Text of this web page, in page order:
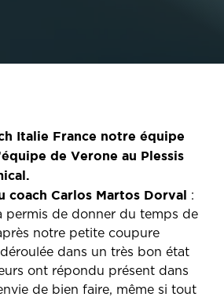
Italie France notre équipe
de Verone au Plessis
coach Carlos Martos Dorval :
permis de donner du temps de
notre petite coupure
déroulée dans un très bon état
ont répondu présent dans
de bien faire, même si tout